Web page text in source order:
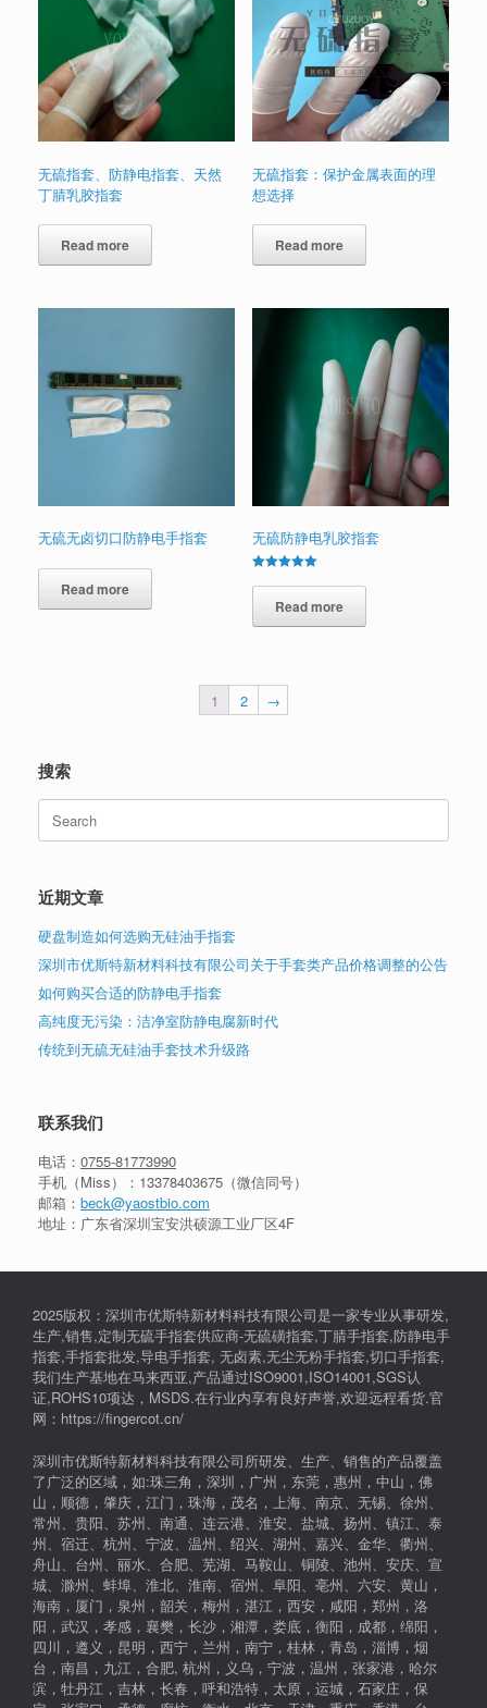
无硫指套、防静电指套、天然
丁腈乳胶指套
Read more
无硫指套：保护金属表面的理
想选择
Read more
无硫无卤切口防静电手指套
Read more
无硫防静电乳胶指套
5.00
out of 5Read more
1 2 →
搜索
for:
近期文章
硬盘制造如何选购无硅油手指套
深圳市优斯特新材料科技有限公司关于手套类产品价格调整的公告
如何购买合适的防静电手指套
高纯度无污染：洁净室防静电腐新时代
传统到无硫无硅油手套技术升级路
联系我们
电话： 0755-81773990
手机（Miss）： 13378403675 （微信同号）
邮箱： beck@yaostbio.com
地址：广东省深圳宝安洪硕源工业厂区4F
2025版权：深圳市优斯特新材料科技有限公司是一家专业从事研发,
生产,销售,定制无硫手指套供应商-无硫磺指套,丁腈手指套,防静电手
指套,手指套批发,导电手指套, 无卤素,无尘无粉手指套,切口手指套,
我们生产基地在马来西亚,产品通过ISO9001,ISO14001,SGS认
证,ROHS10项达，MSDS.在行业内享有良好声誉,欢迎远程看货.官
网：https://fingercot.cn/
深圳市优斯特新材料科技有限公司所研发、生产、销售的产品覆盖
了广泛的区域，如:珠三角，深圳，广州，东莞，惠州，中山，佛
山，顺德，肇庆，江门，珠海，茂名，上海、南京、无锡、徐州、
常州、贵阳、苏州、南通、连云港、淮安、盐城、扬州、镇江、泰
州、宿迁、杭州、宁波、温州、绍兴、湖州、嘉兴、金华、衢州、
舟山、台州、丽水、合肥、芜湖、马鞍山、铜陵、池州、安庆、宣
城、滁州、蚌埠、淮北、淮南、宿州、阜阳、亳州、六安、黄山，
海南，厦门，泉州，韶关，梅州，湛江，西安，咸阳，郑州，洛
阳，武汉，孝感，襄樊，长沙，湘潭，娄底，衡阳，成都，绵阳，
四川，遵义，昆明，西宁，兰州，南宁，桂林，青岛，淄博，烟
台，南昌，九江，合肥, 杭州，义乌，宁波，温州，张家港，哈尔
滨，牡丹江，吉林，长春，呼和浩特，太原，运城，石家庄，保